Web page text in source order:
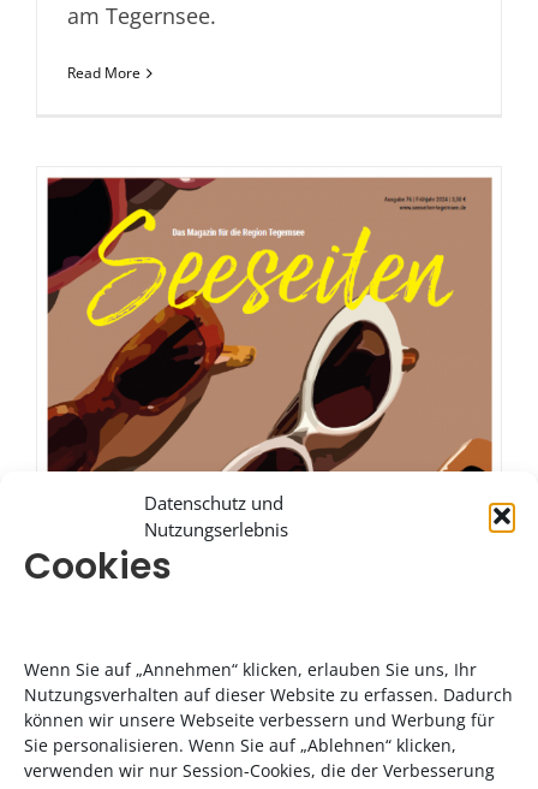
Datenschutz und
Nutzungserlebnis
Cookies
Wenn Sie auf „Annehmen“ klicken, erlauben Sie uns, Ihr
Nutzungsverhalten auf dieser Website zu erfassen. Dadurch
können wir unsere Webseite verbessern und Werbung für
Sie personalisieren. Wenn Sie auf „Ablehnen“ klicken,
verwenden wir nur Session-Cookies, die der Verbesserung
am Tegernsee.
Read More